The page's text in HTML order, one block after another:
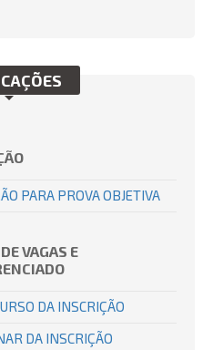
PARA PROVA OBJETIVA
VAGAS E
DA INSCRIÇÃO
DA INSCRIÇÃO